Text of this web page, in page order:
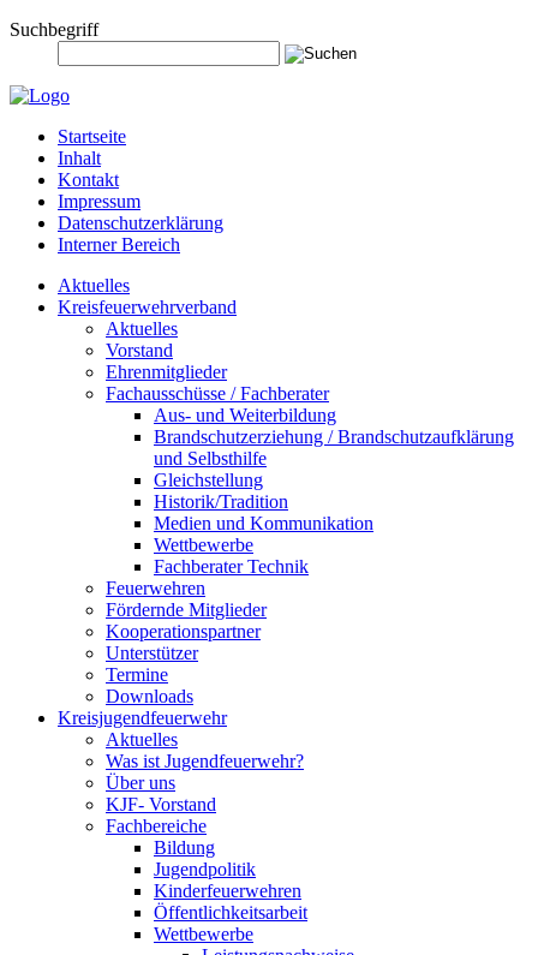
Suchbegriff
Startseite
Inhalt
Kontakt
Impressum
Datenschutzerklärung
Interner Bereich
Aktuelles
Kreisfeuerwehrverband
Aktuelles
Vorstand
Ehrenmitglieder
Fachausschüsse / Fachberater
Aus- und Weiterbildung
Brandschutzerziehung / Brandschutzaufklärung
und Selbsthilfe
Gleichstellung
Historik/Tradition
Medien und Kommunikation
Wettbewerbe
Fachberater Technik
Feuerwehren
Fördernde Mitglieder
Kooperationspartner
Unterstützer
Termine
Downloads
Kreisjugendfeuerwehr
Aktuelles
Was ist Jugendfeuerwehr?
Über uns
KJF- Vorstand
Fachbereiche
Bildung
Jugendpolitik
Kinderfeuerwehren
Öffentlichkeitsarbeit
Wettbewerbe